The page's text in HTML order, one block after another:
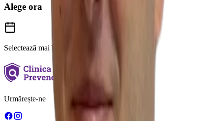
Alege ora
Selectează mai întâi o dată
Urmărește-ne